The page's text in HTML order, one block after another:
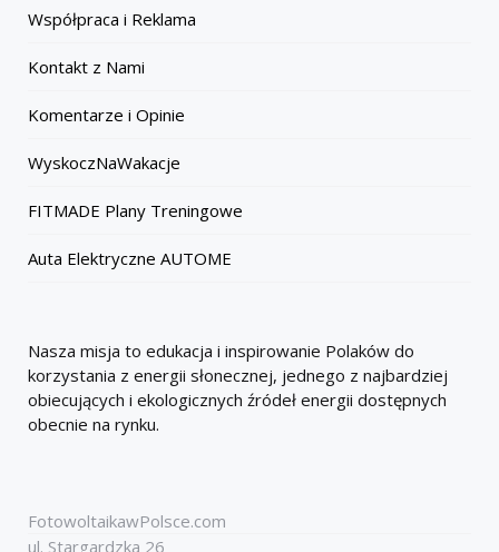
Współpraca i Reklama
Kontakt z Nami
Komentarze i Opinie
WyskoczNaWakacje
FITMADE Plany Treningowe
Auta Elektryczne AUTOME
Nasza misja to edukacja i inspirowanie Polaków do
korzystania z energii słonecznej, jednego z najbardziej
obiecujących i ekologicznych źródeł energii dostępnych
obecnie na rynku.
FotowoltaikawPolsce.com
ul. Stargardzka 26